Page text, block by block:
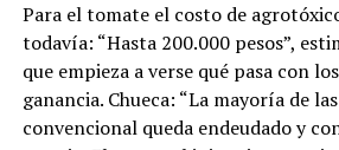
Para el tomate el costo de
todavía: “Hasta 200.000 pesos”,
que empieza a verse qué pasa con
ganancia. Chueca: “La mayoría de
convencional queda endeudado y